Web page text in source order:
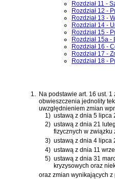
Rozdział 11 -
Rozdział 12 -
Rozdział 13 -
Rozdział 14 -
Rozdział 15 -
Rozdział 15a -
Rozdział 16 -
Rozdział 17 -
Rozdział 18 -
1. Na podstawie art. 16 ust. 1
obwieszczenia jednolity
uwzględnieniem zmian
1) ustawą z dnia 5 lipca
2) ustawą z dnia 21
fizycznych w
3) ustawą z dnia 4 lipca
4) ustawą z dnia 11
5) ustawą z dnia 31
kryzysowych oraz
oraz zmian wynikających z